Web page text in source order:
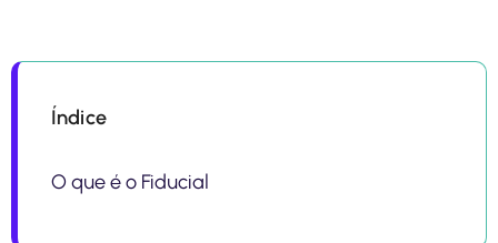
Índice
O que é o Fiducial